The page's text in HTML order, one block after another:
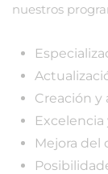
nuestros
Creación
Mejora del